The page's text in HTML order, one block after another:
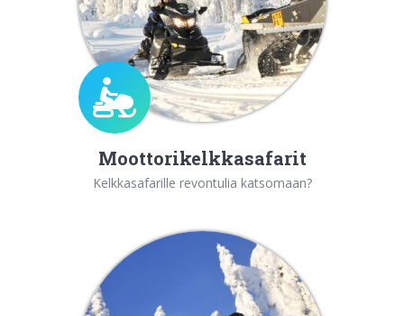
Moottorikelkkasafarit
Kelkkasafarille revontulia katsomaan?